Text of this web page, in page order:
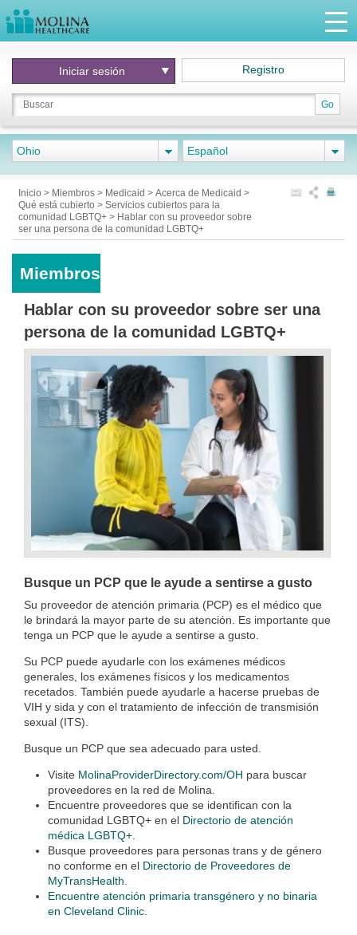
Go
Iniciar sesión Registro
Ohio Español
Inicio > Miembros > Medicaid > Acerca de Medicaid >
Qué está cubierto > Servicios cubiertos para la
comunidad LGBTQ+ > Hablar con su proveedor sobre
ser una persona de la comunidad LGBTQ+
Miembros
Hablar con su proveedor sobre ser una
persona de la comunidad LGBTQ+
Busque un PCP que le ayude a sentirse a gusto
Su proveedor de atención primaria (PCP) es el médico que
le brindará la mayor parte de su atención. Es importante que
tenga un PCP que le ayude a sentirse a gusto.
Su PCP puede ayudarle con los exámenes médicos
generales, los exámenes físicos y los medicamentos
recetados. También puede ayudarle a hacerse pruebas de
VIH y sida y con el tratamiento de infección de transmisión
sexual (ITS).
Busque un PCP que sea adecuado para usted.
Visite MolinaProviderDirectory.com/OH para buscar
proveedores en la red de Molina.
Encuentre proveedores que se identifican con la
comunidad LGBTQ+ en el Directorio de atención
médica LGBTQ+.
Busque proveedores para personas trans y de género
no conforme en el Directorio de Proveedores de
MyTransHealth.
Encuentre atención primaria transgénero y no binaria
en Cleveland Clinic.